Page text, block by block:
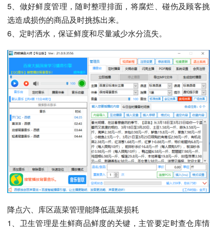
5、做好鲜度管理，随时整理排面，将腐烂、碰伤及顾客挑
选造成损伤的商品及时挑拣出来。
6、定时洒水，保证鲜度和尽量减少水分流失。
降点六、库区蔬菜管理能降低蔬菜损耗
1、卫生管理是生鲜商品鲜度的关键，主管要定时查仓库情